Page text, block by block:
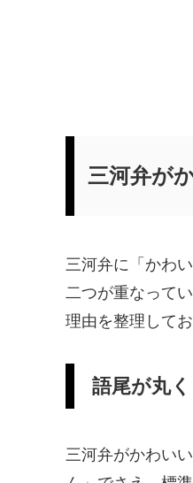
三河弁が
三河弁に「かわ
二つが重なって
理由を整理して
語尾が丸
三河弁がかわい